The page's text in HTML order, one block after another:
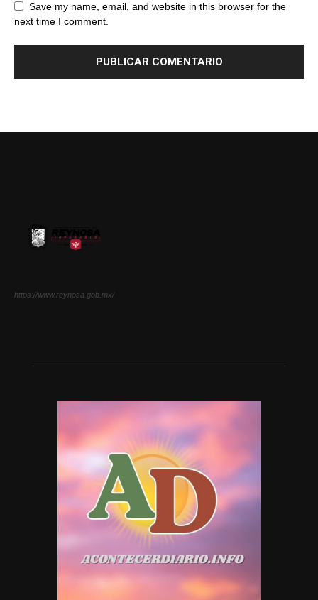
Save my name, email, and website in this browser for the
next time I comment.
https://www.reynosa.gob.mx/